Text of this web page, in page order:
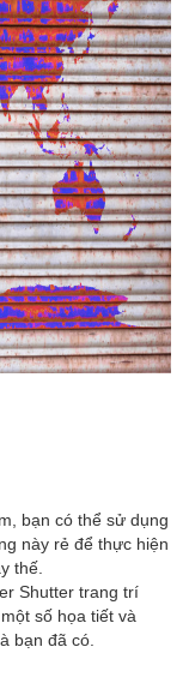
bạn có thể sử dụng
này rẻ để thực hiện
thế.
Shutter trang trí
số họa tiết và
bạn đã có.